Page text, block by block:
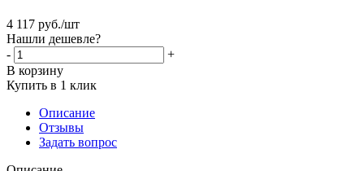
4 117 руб./шт
Нашли дешевле?
-
+
В корзину
Купить в 1 клик
Описание
Отзывы
Задать вопрос